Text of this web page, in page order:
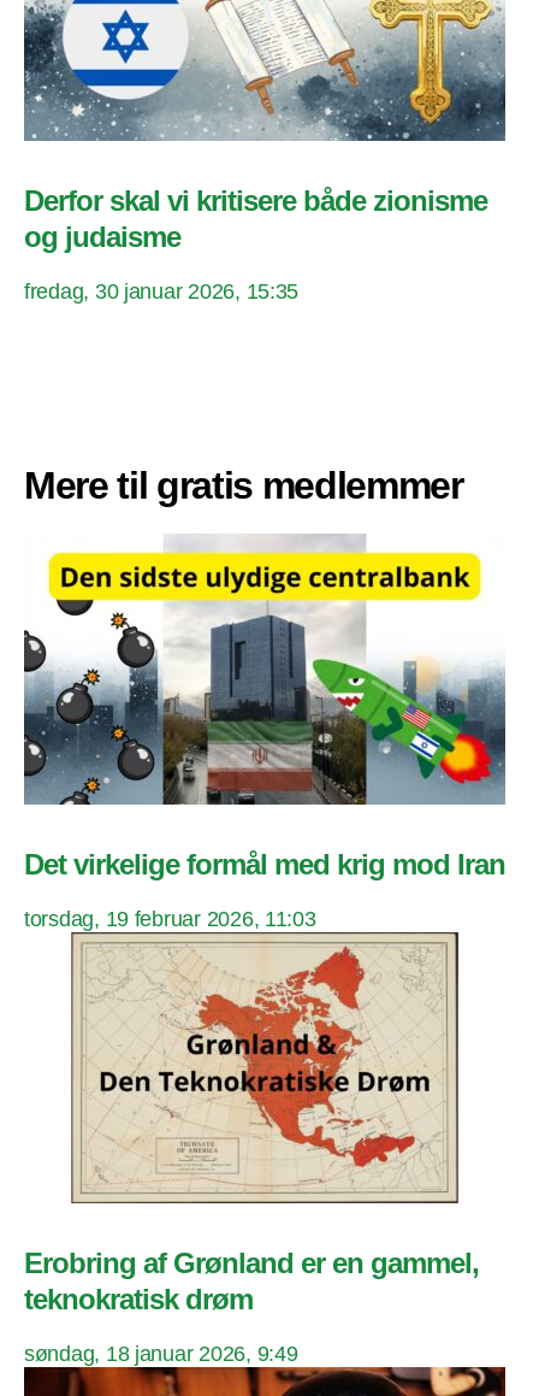
Derfor skal vi kritisere både zionisme
og judaisme
fredag, 30 januar 2026, 15:35
Mere til gratis medlemmer
Det virkelige formål med krig mod Iran
torsdag, 19 februar 2026, 11:03
Erobring af Grønland er en gammel,
teknokratisk drøm
søndag, 18 januar 2026, 9:49